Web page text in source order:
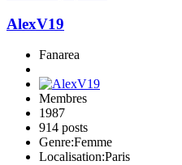
AlexV19
Fanarea
Membres
1987
914 posts
Genre:Femme
Localisation:Paris